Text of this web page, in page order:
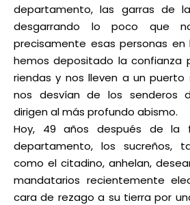
departamento, las garras de
desgarrando lo poco que
precisamente esas personas en
hemos depositado la confianza
riendas y nos lleven a un puerto
nos desvían de los senderos
dirigen al más profundo abismo.
Hoy, 49 años después de la
departamento, los sucreños,
como el citadino, anhelan,
mandatarios recientemente
cara de rezago a su tierra por